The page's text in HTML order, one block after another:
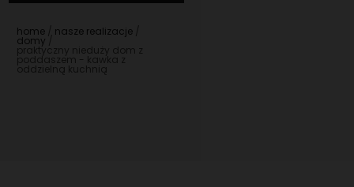
DOMY Z PODDASZEM
POZNAJ NAS
NASZ DOM POKAZOWY
PRZYDATNA WIEDZA
home nasze realizacje
domy
praktyczny nieduży dom z
poddaszem - kawka z
oddzielną kuchnią